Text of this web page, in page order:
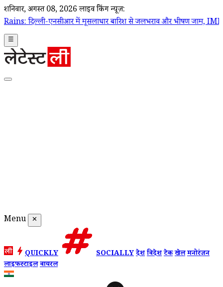
शनिवार, अगस्त 08, 2026 लाइव ब्रेकिंग न्यूज़:
में मूसलाधार बारिश से जलभराव और भीषण जाम, IMD ने जारी किया
☰
Menu ✕
QUICKLY SOCIALLYदेशविदेशटेकखेलमनोरंजन
लाइफस्टाइलवायरल